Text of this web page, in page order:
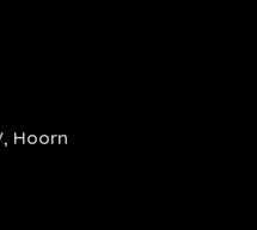
Hoorn